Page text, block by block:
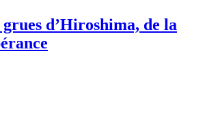
d’Hiroshima, de la